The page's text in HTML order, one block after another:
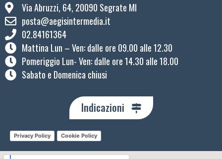
Via Abruzzi, 64, 20090 Segrate MI
posta@aegisintermedia.it
02.84161364
Mattina Lun – Ven: ​dalle ore 09.00 alle 12.30
Pomeriggio Lun- Ven: dalle ore 14.30 alle 18.00
Sabato e Domenica chiusi
Indicazioni
Privacy Policy Cookie Policy